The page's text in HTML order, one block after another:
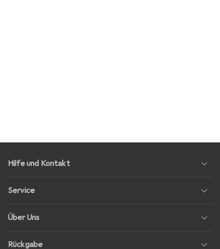
Hilfe und Kontakt
Service
Über Uns
Rückgabe